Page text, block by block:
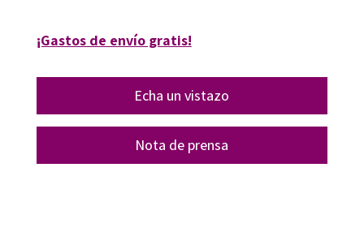
¡Gastos de envío gratis!
Echa un vistazo
Nota de prensa